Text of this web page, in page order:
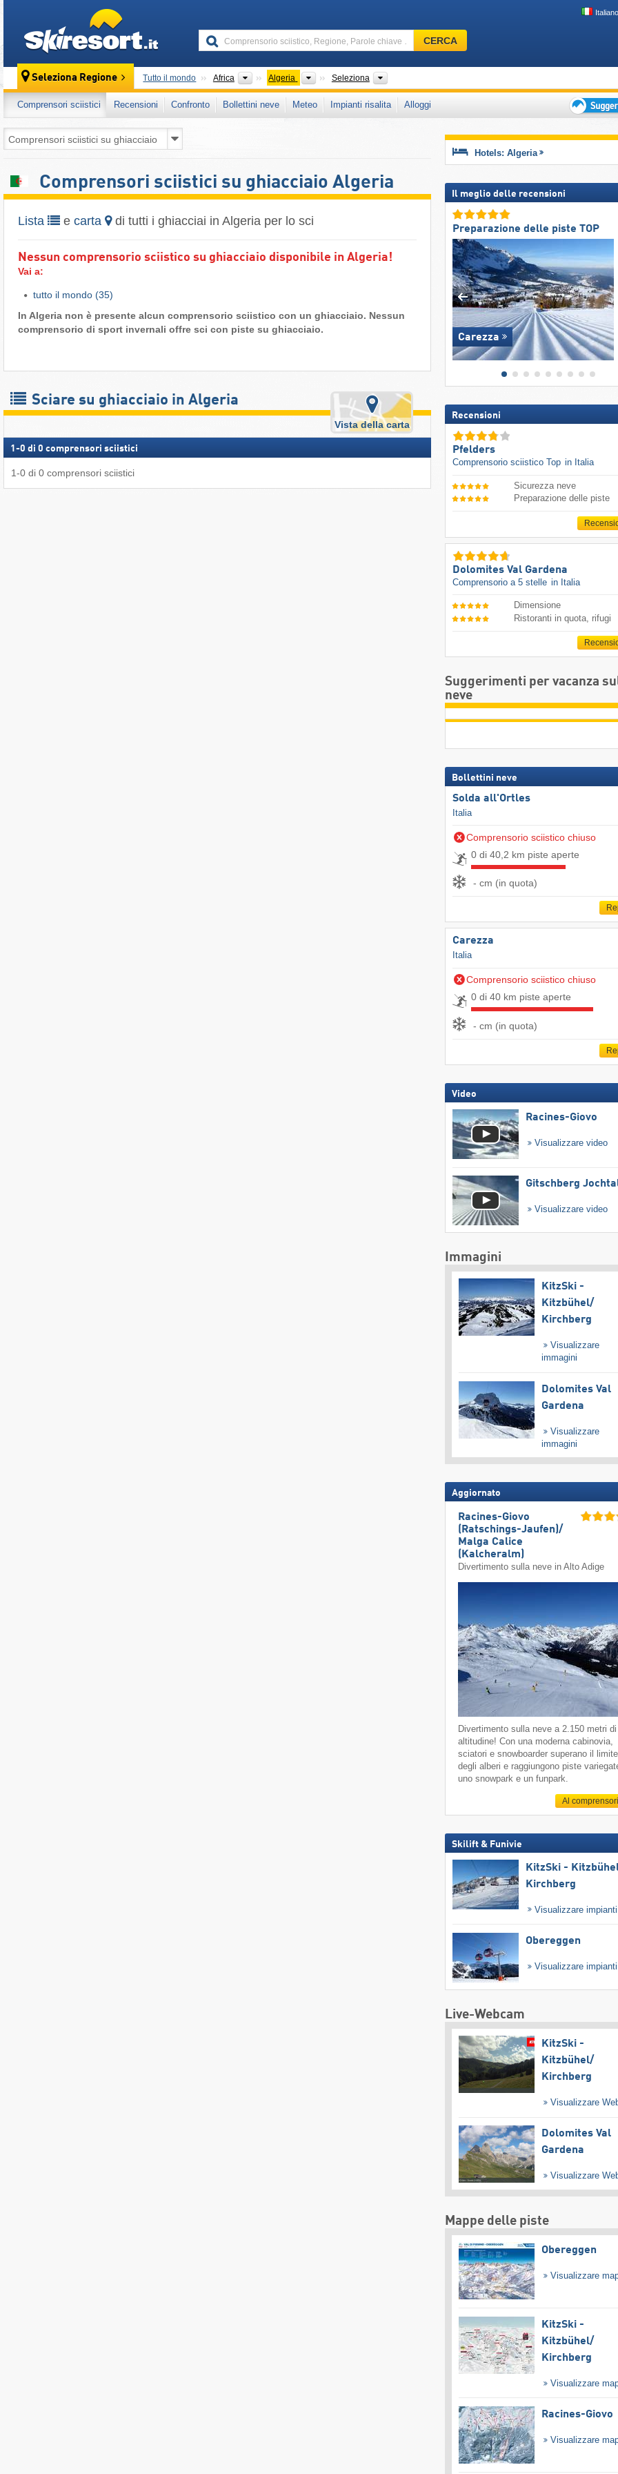
Italiano
Comprensorio
sciistico,
chiave
…
CERCA
Seleziona Regione Tutto il mondo Africa Continenti
Algeria PaesiSeleziona
Comprensori sciistici Recensioni Confronto Bollettini neve Meteo Impianti risalita
Alloggi
per
Comprensori sciistici su ghiacciaio Algeria
Lista e carta di tutti i ghiacciai in Algeria per lo sci
Nessun comprensorio sciistico su ghiacciaio disponibile in Algeria!
Vai a:
tutto il mondo (35)
In Algeria non è presente alcun comprensorio sciistico con un ghiacciaio. Nessun
comprensorio di sport invernali offre sci con piste su ghiacciaio.
Sciare su ghiacciaio in Algeria
Vista della carta
1 -0 di 0 comprensori sciistici
1-0 di 0 comprensori sciistici
Hotels: Algeria
Il meglio delle recensioni
Preparazione delle piste TOP
Carezza
Recensioni
Pfelders
Comprensorio sciistico Top in Italia
Sicurezza neve
Preparazione delle piste
Dolomites Val Gardena
Comprensorio a 5 stelle in Italia
Dimensione
Ristoranti in quota, rifugi
Suggerimenti per vacanza
neve
Bollettini neve
Solda all'Ortles
Italia
Comprensorio sciistico chiuso
0 di 40,2 km piste aperte
- cm (in quota)
Carezza
Italia
Comprensorio sciistico chiuso
0 di 40 km piste aperte
- cm (in quota)
Video
Racines-Giovo
Visualizzare video
Gitschberg
Visualizzare video
Immagini
KitzSki -
Kitzbühel/​
Kirchberg
Visualizzare
immagini
Dolomites Val
Gardena
Visualizzare
immagini
Aggiornato
Racines-Giovo
(Ratschings-Jaufen)/​
Malga Calice
(Kalcheralm)
Divertimento sulla neve in Alto Adige
Divertimento sulla neve a 2.150 metri di
altitudine! Con una moderna cabinovia,
sciatori e snowboarder superano il limite
degli alberi e raggiungono piste
uno snowpark e un funpark.
Al
Skilift & Funivie
KitzSki -
Kirchberg
Visualizzare
Obereggen
Visualizzare
Live-Webcam
KitzSki -
Kitzbühel/​
Kirchberg
Visualizzare
Dolomites Val
Gardena
Visualizzare
Mappe delle piste
Obereggen
Visualizzare
KitzSki -
Kitzbühel/​
Kirchberg
Visualizzare
Racines-Giovo
Visualizzare